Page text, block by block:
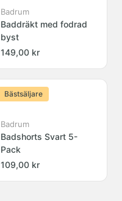
Badrum
Baddräkt med fodrad
byst
149,00 kr
Bästsäljare
Badrum
Badshorts Svart 5-
Pack
109,00 kr